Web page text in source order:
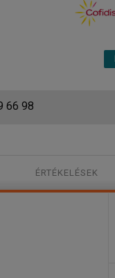
66 98
ÉRTÉKELÉSEK